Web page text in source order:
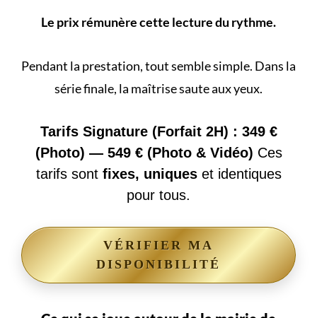
Le prix rémunère cette lecture du rythme.
Pendant la prestation, tout semble simple. Dans la
série finale, la maîtrise saute aux yeux.
Tarifs Signature (Forfait 2H) : 349 €
(Photo) — 549 € (Photo & Vidéo) Ces
tarifs sont fixes, uniqueset identiques
pour tous.
VÉRIFIER MA
DISPONIBILITÉ